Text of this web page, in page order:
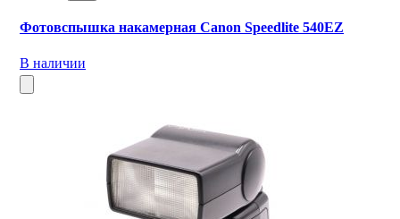
Фотовспышка накамерная Canon Speedlite 540EZ
В наличии